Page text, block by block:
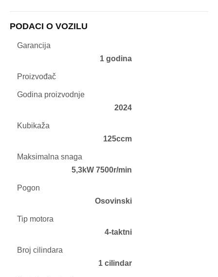
PODACI O VOZILU
Garancija
1 godina
Proizvođač
Godina proizvodnje
2024
Kubikaža
125ccm
Maksimalna snaga
5,3kW 7500r/min
Pogon
Osovinski
Tip motora
4-taktni
Broj cilindara
1 cilindar